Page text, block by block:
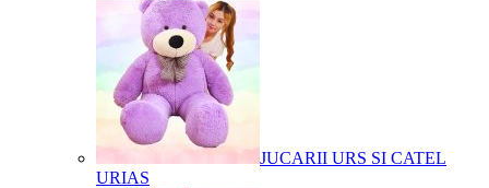
JUCARII URS SI CATEL
URIAS